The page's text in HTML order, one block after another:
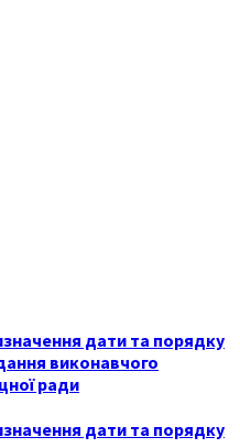
дати та порядку
виконавчого
ради
дати та порядку